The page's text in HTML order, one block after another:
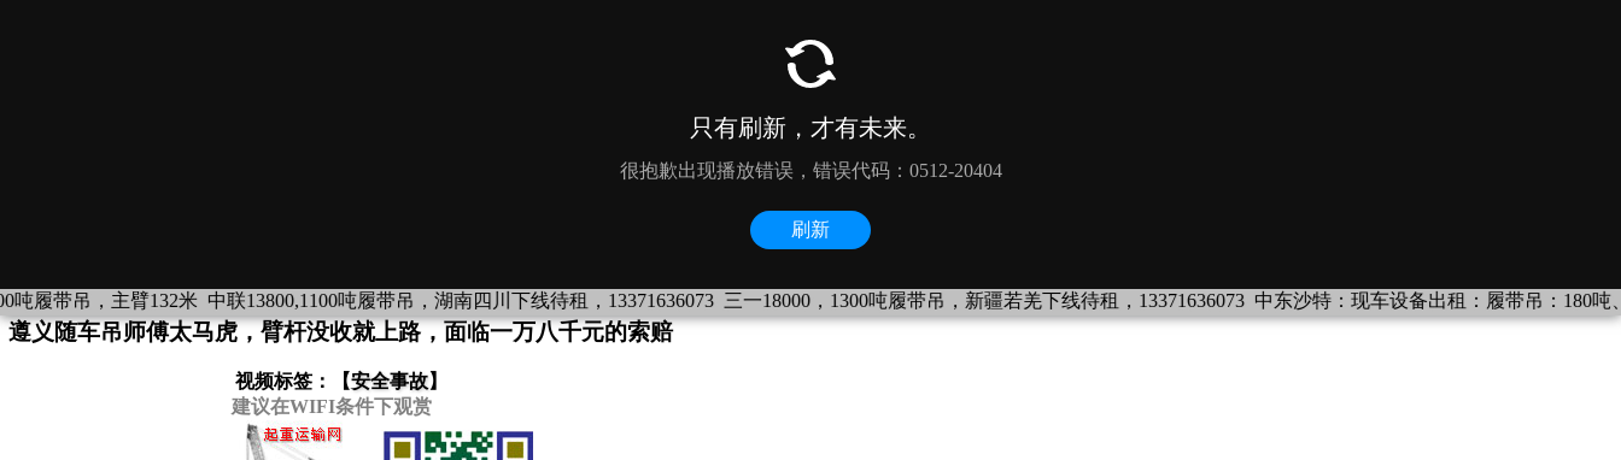
履带吊，主臂132米 中联13800,1100吨履带吊，湖南四川下线待租，13371636073 三一18000，1300吨履带吊，新疆若羌下线待租，13371636073 中东沙特：现车设备出租：履带吊：180吨、
遵义随车吊师傅太马虎，臂杆没收就上路，面临一万八千元的索赔
视频标签：【安全事故】
建议在WIFI条件下观赏